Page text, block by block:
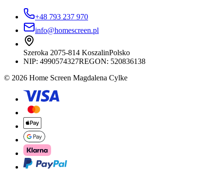
+48 793 237 970
info@homescreen.pl
Szeroka 2075-814 KoszalinPolsko
NIP: 4990574327REGON: 520836138
© 2026 Home Screen Magdalena Cylke